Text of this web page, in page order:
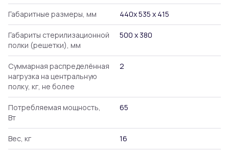
Габаритные размеры, мм 440х 535 х 415
Габариты стерилизационной
полки (решетки), мм
500 х 380
Суммарная распределённая
нагрузка на центральную
полку, кг, не более
2
Потребляемая мощность,
Вт
65
Вес, кг 16